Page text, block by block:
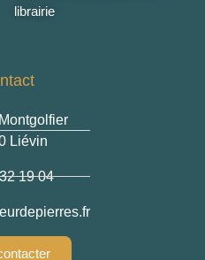
librairie
Liévin
19 04